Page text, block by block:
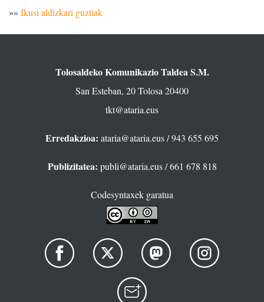
»» Ikusi aldizkari guztiak
Tolosaldeko Komunikazio Taldea S.M.
San Esteban, 20 Tolosa 20400
tkt@ataria.eus
Erredakzioa: ataria@ataria.eus/ 943 655 695
Publizitatea: publi@ataria.eus/ 661 678 818
Codesyntaxek garatua